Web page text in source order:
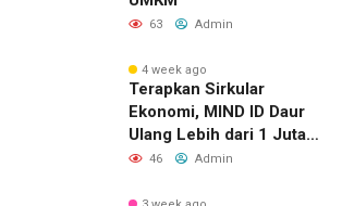
63 Admin
4 week ago
Terapkan Sirkular
Ekonomi, MIND ID Daur
Ulang Lebih dari 1 Juta
Ton Material Sisa
46 Admin